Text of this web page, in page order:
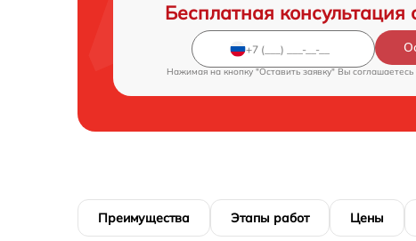
Бесплатная консультация
Нажимая на кнопку "Оставить заявку" Вы соглашаетесь
Преимущества Этапы работ Цены